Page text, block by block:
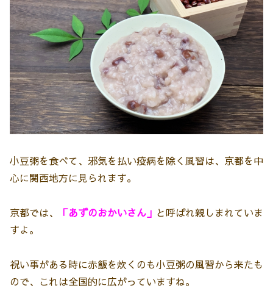
小豆粥を食べて、邪気を払い疫病を除く風習は、京都を中
心に関西地方に見られます。
京都では、 「あずのおかいさん」 と呼ばれ親しまれていま
すよ。
祝い事がある時に赤飯を炊くのも小豆粥の風習から来たも
ので、これは全国的に広がっていますね。